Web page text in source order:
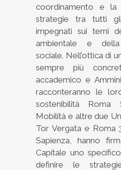
coordinamento e la
strategie tra tutti
impegnati sui temi
ambientale e della
sociale. Nell’ottica di
sempre più
accademico e
racconteranno le
sostenibilità
Mobilità e altre due
Tor Vergata e Roma
Sapienza, hanno
Capitale uno
definire le